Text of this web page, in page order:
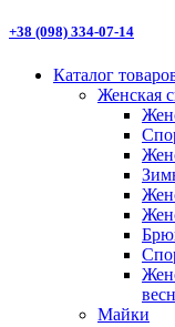
+38 (098) 334-07-14
Каталог
Женская
Майки